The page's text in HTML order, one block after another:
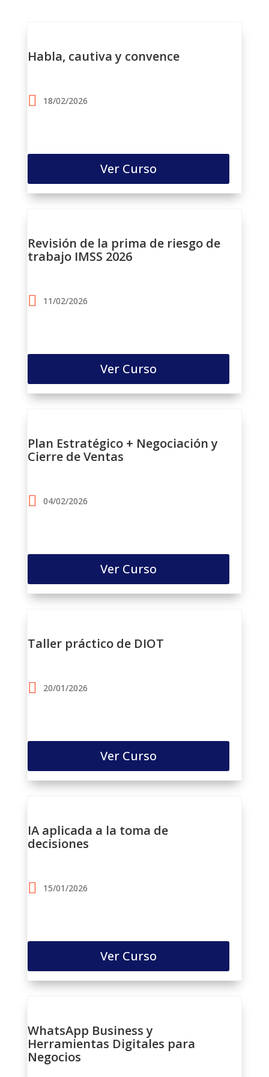
Habla, cautiva y convence
18/02/2026
Ver Curso
Revisión de la prima de riesgo de
trabajo IMSS 2026
11/02/2026
Ver Curso
Plan Estratégico + Negociación y
Cierre de Ventas
04/02/2026
Ver Curso
Taller práctico de DIOT
20/01/2026
Ver Curso
IA aplicada a la toma de
decisiones
15/01/2026
Ver Curso
WhatsApp Business y
Herramientas Digitales para
Negocios